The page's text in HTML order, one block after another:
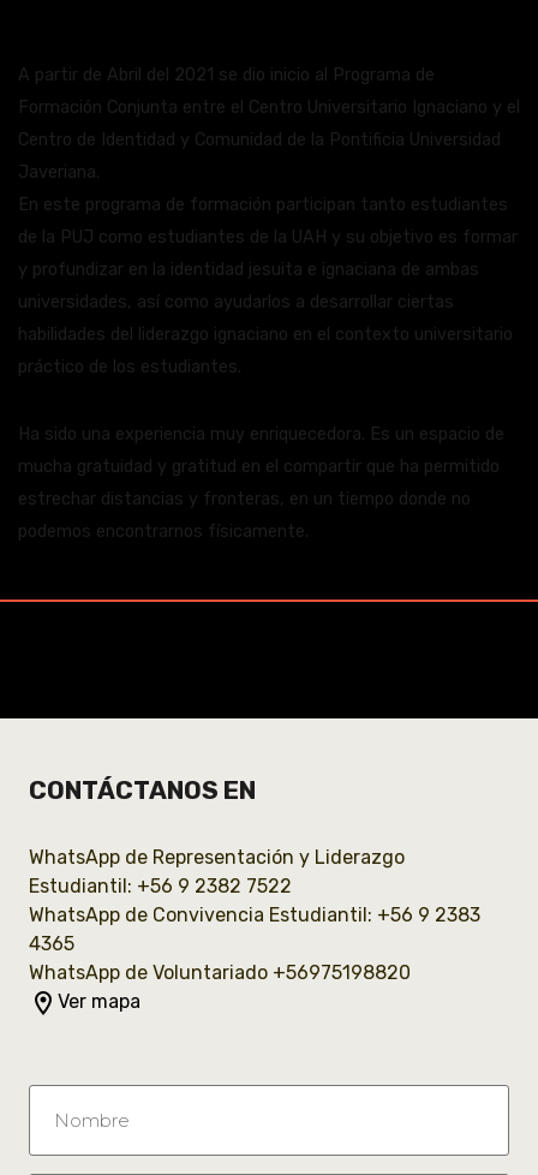
A partir de Abril del 2021 se dio inicio al Programa de
Formación Conjunta entre el Centro Universitario Ignaciano y el
Centro de Identidad y Comunidad de la Pontificia Universidad
Javeriana.
En este programa de formación participan tanto estudiantes
de la PUJ como estudiantes de la UAH y su objetivo es formar
y profundizar en la identidad jesuita e ignaciana de ambas
universidades, así como ayudarlos a desarrollar ciertas
habilidades del liderazgo ignaciano en el contexto universitario
práctico de los estudiantes.
Ha sido una experiencia muy enriquecedora. Es un espacio de
mucha gratuidad y gratitud en el compartir que ha permitido
estrechar distancias y fronteras, en un tiempo donde no
podemos encontrarnos físicamente.
CONTÁCTANOS EN
WhatsApp de Representación y Liderazgo
Estudiantil: +56 9 2382 7522
WhatsApp de Convivencia Estudiantil: +56 9 2383
4365
WhatsApp de Voluntariado +56975198820
room Ver mapa